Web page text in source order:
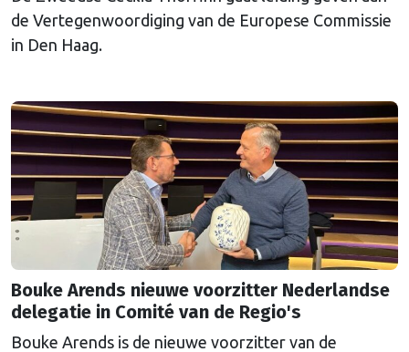
de Vertegenwoordiging van de Europese Commissie
in Den Haag.
Bouke Arends nieuwe voorzitter Nederlandse
delegatie in Comité van de Regio's
Bouke Arends is de nieuwe voorzitter van de